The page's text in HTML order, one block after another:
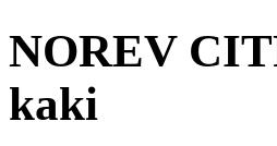
NOREV
kaki